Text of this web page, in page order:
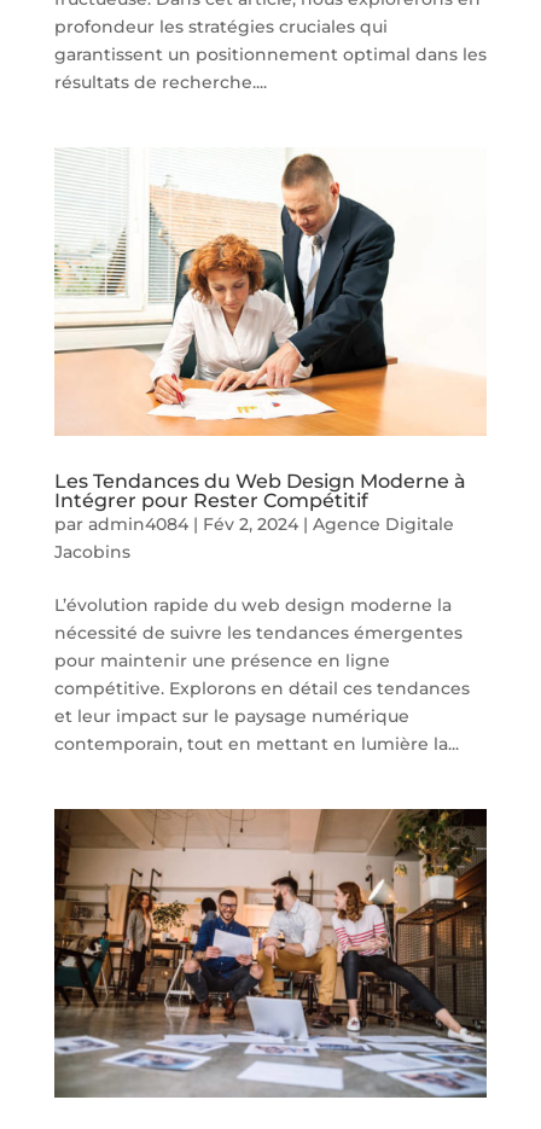
profondeur les stratégies cruciales qui
garantissent un positionnement optimal dans les
résultats de recherche....
Les Tendances du Web Design Moderne à
Intégrer pour Rester Compétitif
par admin4084| Fév 2, 2024| Agence Digitale
Jacobins
L’évolution rapide du web design moderne la
nécessité de suivre les tendances émergentes
pour maintenir une présence en ligne
compétitive. Explorons en détail ces tendances
et leur impact sur le paysage numérique
contemporain, tout en mettant en lumière la...